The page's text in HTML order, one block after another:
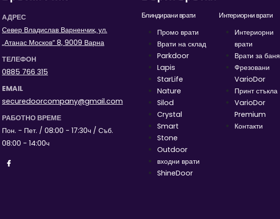
АДРЕС
Север Владислав Варненчик, ул.
„Атанас Москов“ 8, 9009 Варна
ТЕЛЕФОН
0885 766 315
EMAIL
securedoorcompany@gmail.com
РАБОТНО ВРЕМЕ
Пон. - Пет. / 08:00 - 17:30ч / Съб.
08:00 - 14:00ч
Блиндирани врати
Промо врати
Врати на склад
Parkdoor
Lapis
StarLife
Nature
Silod
Crystal
Smart
Stone
Outdoor
входни врати
ShineDoor
Интериорни врати
Интериорни
врати
Врати за баня
Фрезовани
VarioDor
Принт стъкла
VarioDor
Premium
Контакти